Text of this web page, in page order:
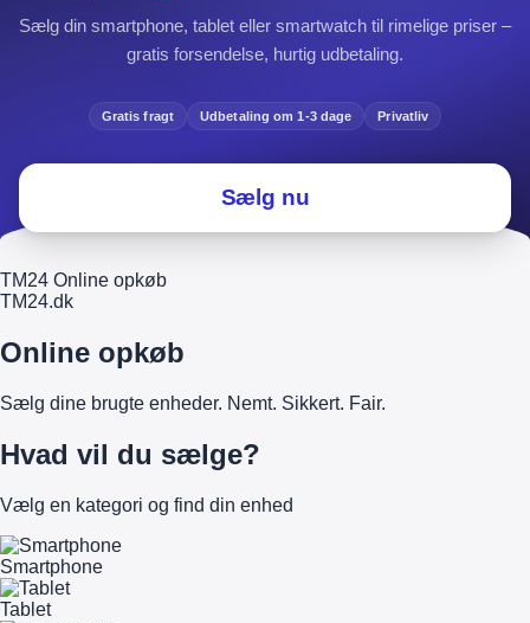
Sælg din smartphone, tablet eller smartwatch til rimelige priser –
gratis forsendelse, hurtig udbetaling.
Gratis fragt Udbetaling om 1-3 dage Privatliv
Sælg nu
TM24 Online opkøb
TM24.dk
Online opkøb
Sælg dine brugte enheder. Nemt. Sikkert. Fair.
Hvad vil du sælge?
Vælg en kategori og find din enhed
Smartphone
Tablet